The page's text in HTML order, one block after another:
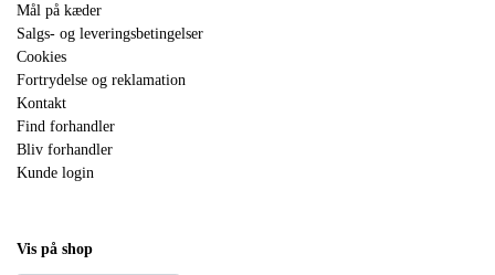
Mål på kæder
Salgs- og leveringsbetingelser
Cookies
Fortrydelse og reklamation
Kontakt
Find forhandler
Bliv forhandler
Kunde login
Vis på shop